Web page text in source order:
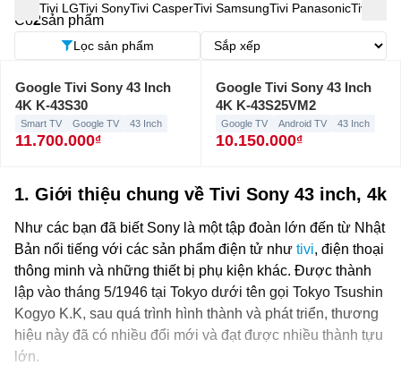
Tivi LGTivi SonyTivi CasperTivi SamsungTivi PanasonicTivi TCL
Có2sản phẩm
Lọc sản phẩm
Google Tivi Sony 43 Inch
4K K-43S30
Smart TV Google TV 43 Inch
11.700.000
Google Tivi Sony 43 Inch
4K K-43S25VM2
Google TV Android TV 43 Inch
10.150.000
1. Giới thiệu chung về Tivi Sony 43 inch, 4k
Như các bạn đã biết Sony là một tập đoàn lớn đến từ Nhật
Bản nổi tiếng với các sản phẩm điện tử như tivi, điện thoại
thông minh và những thiết bị phụ kiện khác. Được thành
lập vào tháng 5/1946 tại Tokyo dưới tên gọi Tokyo Tsushin
Kogyo K.K, sau quá trình hình thành và phát triển, thương
hiệu này đã có nhiều đổi mới và đạt được nhiều thành tựu
lớn.